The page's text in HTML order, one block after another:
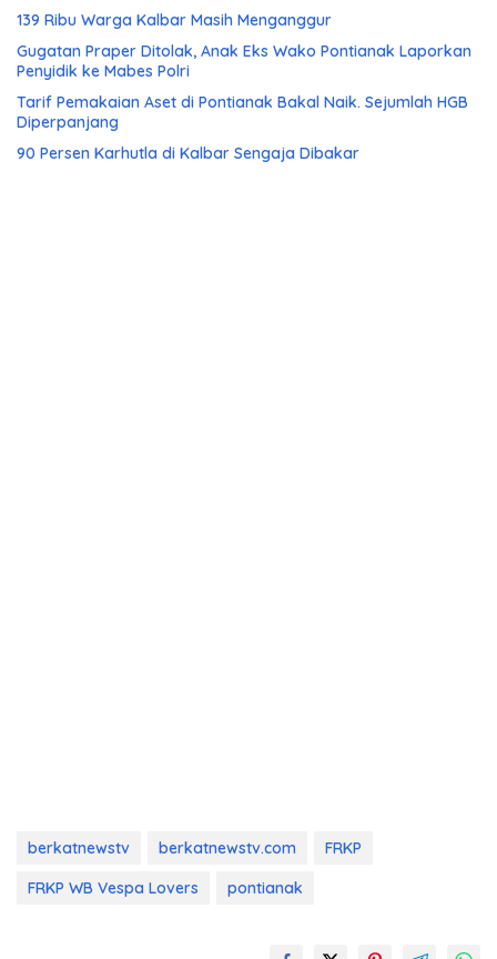
139 Ribu Warga Kalbar Masih Menganggur
Gugatan Praper Ditolak, Anak Eks Wako Pontianak Laporkan
Penyidik ke Mabes Polri
Tarif Pemakaian Aset di Pontianak Bakal Naik. Sejumlah HGB
Diperpanjang
90 Persen Karhutla di Kalbar Sengaja Dibakar
berkatnewstv berkatnewstv.com
FRKP
FRKP WB Vespa Lovers
pontianak